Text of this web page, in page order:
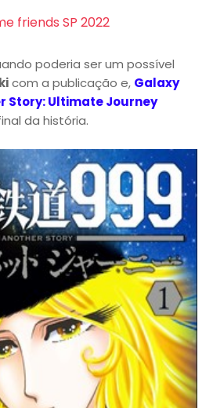
friends SP 2022
poderia ser um possível
com a publicação e, Galaxy
Story: Ultimate Journey
da história.